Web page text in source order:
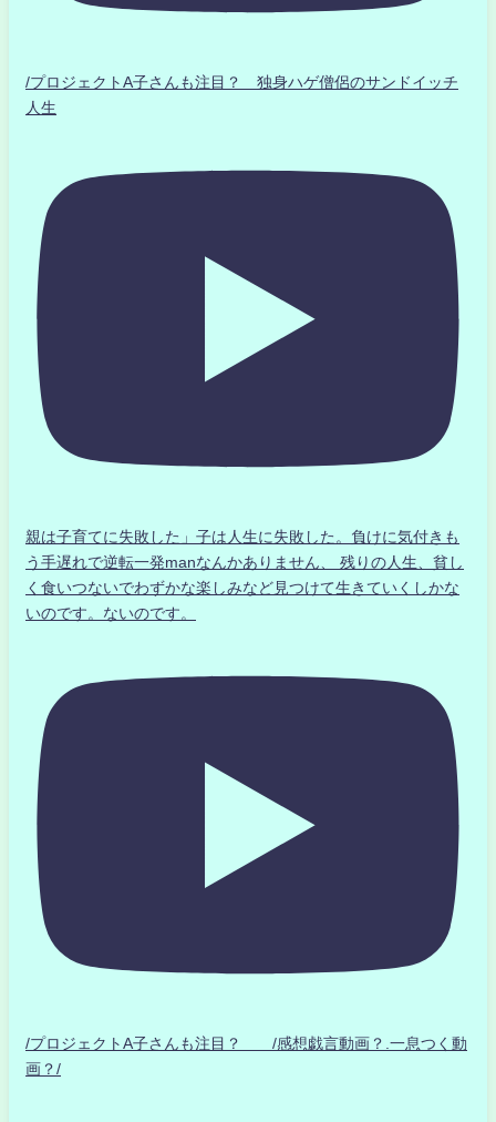
/プロジェクトA子さんも注目？ 独身ハゲ僧侶のサンドイッチ
人生
親は子育てに失敗した」子は人生に失敗した。負けに気付きも
う手遅れで逆転一発manなんかありません、 残りの人生、貧し
く食いつないでわずかな楽しみなど見つけて生きていくしかな
いのです。ないのです。
/プロジェクトA子さんも注目？ /感想戯言動画？.一息つく動
画？/